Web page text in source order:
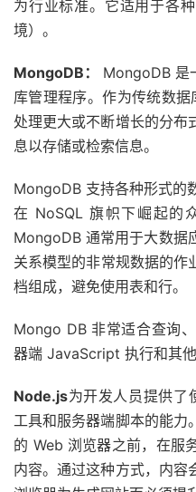
为行业标准。它适用于各
境）。
MongoDB：
MongoDB 是
库管理程序。作为传统数
处理更大或不断增长的分布
息以存储或检索信息。
MongoDB 支持各种形式的
在 NoSQL 旗帜下崛起的
MongoDB 通常用于大数据
关系模型的非常规数据的
档组成，避免使用表和行。
Mongo DB 非常适合查询
器端 JavaScript 执行和其他
Node.js为开发人员提供
工具和服务器端脚本的能力
的 Web 浏览器之前，在服
内容。通过这种方式，内容